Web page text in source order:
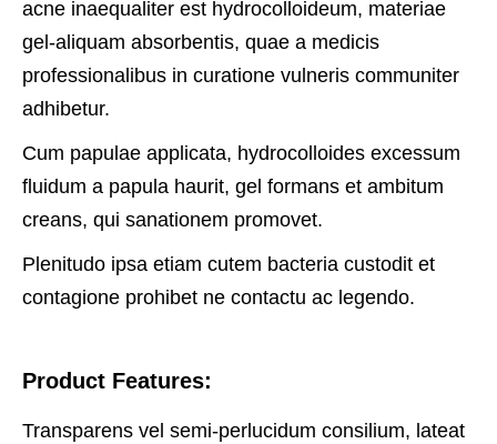
acne inaequaliter est hydrocolloideum, materiae
gel-aliquam absorbentis, quae a medicis
professionalibus in curatione vulneris communiter
adhibetur.
Cum papulae applicata, hydrocolloides excessum
fluidum a papula haurit, gel formans et ambitum
creans, qui sanationem promovet.
Plenitudo ipsa etiam cutem bacteria custodit et
contagione prohibet ne contactu ac legendo.
Product Features:
Transparens vel semi-perlucidum consilium, lateat